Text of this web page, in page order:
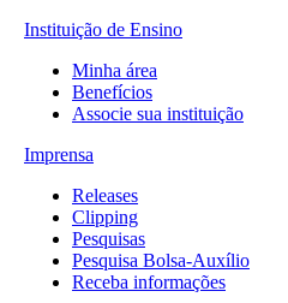
Instituição de Ensino
Minha área
Benefícios
Associe sua instituição
Imprensa
Releases
Clipping
Pesquisas
Pesquisa Bolsa-Auxílio
Receba informações